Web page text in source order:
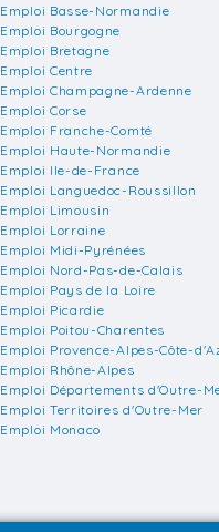
Emploi Basse-Normandie
Emploi Bourgogne
Emploi Bretagne
Emploi Centre
Emploi Champagne-Ardenne
Emploi Corse
Emploi Franche-Comté
Emploi Haute-Normandie
Emploi Ile-de-France
Emploi Languedoc-Roussillon
Emploi Limousin
Emploi Lorraine
Emploi Midi-Pyrénées
Emploi Nord-Pas-de-Calais
Emploi Pays de la Loire
Emploi Picardie
Emploi Poitou-Charentes
Emploi Provence-Alpes-Côte-
Emploi Rhône-Alpes
Emploi Départements d'Outre-
Emploi Territoires d'Outre-Mer
Emploi Monaco